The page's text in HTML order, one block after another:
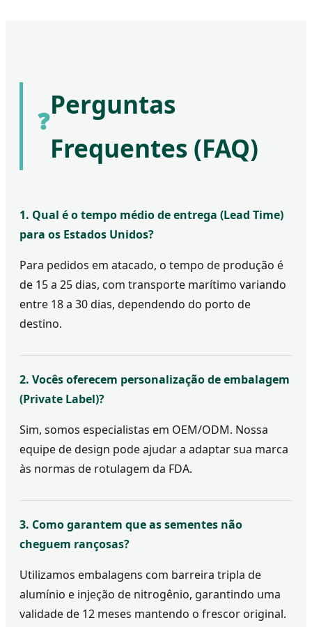
❓
Perguntas
Frequentes (FAQ)
1. Qual é o tempo médio de entrega (Lead Time)
para os Estados Unidos?
Para pedidos em atacado, o tempo de produção é
de 15 a 25 dias, com transporte marítimo variando
entre 18 a 30 dias, dependendo do porto de
destino.
2. Vocês oferecem personalização de embalagem
(Private Label)?
Sim, somos especialistas em OEM/ODM. Nossa
equipe de design pode ajudar a adaptar sua marca
às normas de rotulagem da FDA.
3. Como garantem que as sementes não
cheguem rançosas?
Utilizamos embalagens com barreira tripla de
alumínio e injeção de nitrogênio, garantindo uma
validade de 12 meses mantendo o frescor original.